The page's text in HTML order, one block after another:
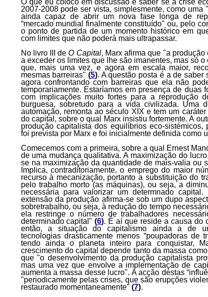
O que eu coloco em discussão é saber se a crise
2007-2008 pode ser vista, simplesmente, como
ainda capaz de abrir um nova fase longa de
“mercado mundial finalmente constituído" ou, pelo
o ponto de partida de um momento histórico em
com limites que não poderá mais ultrapassar.
No livro III deO Capital, Marx afirma que "a
a exceder os limites que lhe são imanentes, mas só
que, mais uma vez, e agora em escala maior,
mesmas barreiras" (5). A questão posta é a de
agora confrontando com barreiras que ela não
temporariamente. Estaríamos em presença de duas
com implicações muito fortes para a reprodução
burguesa, sobretudo para a vida civilizada. Uma
automação, remonta ao século XIX e tem um
do capital, sobre o qual Marx insistiu fortemente. A
produção capitalista dos equilíbrios eco-sistémicos,
foi prevista por Marx e foi inicialmente definida como
Comecemos com a primeira, sobre a qual Ernest
de uma mudança qualitativa. A maximização do
se na maximização da quantidade de mais-valia ou
Implica, contraditoriamente, o emprego do maior
recurso à mecanização, portanto a substituição do
pelo trabalho morto (as máquinas), ou seja, a
necessária para valorizar um determnado
extensão da produção afirma-se sob um dupo
sobretrabalho, ou seja, à redução do tempo
ela restringe o número de trabalhadores
determinado capital"(6). É aí que reside a causa do
então, a situação do capitalismo ainda a de
tecnologias drasticamente menos “poupadoras
tendo ainda o planeta inteiro para conquistar,
crescimento do capital depende tanto da massa
que "o desenvolvimento da produção capitalista
mas uma vez que envolve a implementação de
aumenta a massa desse lucro". A acção destas
"periodicamente pelas crises, que são erupções
restaurado momentaneamente" (7).